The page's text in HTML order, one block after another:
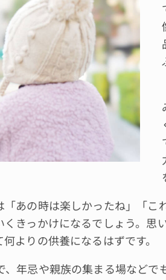
あの時は楽しかったね」「こ
きっかけになるでしょう。思
よりの供養になるはずです。
年忌や親族の集まる場などで